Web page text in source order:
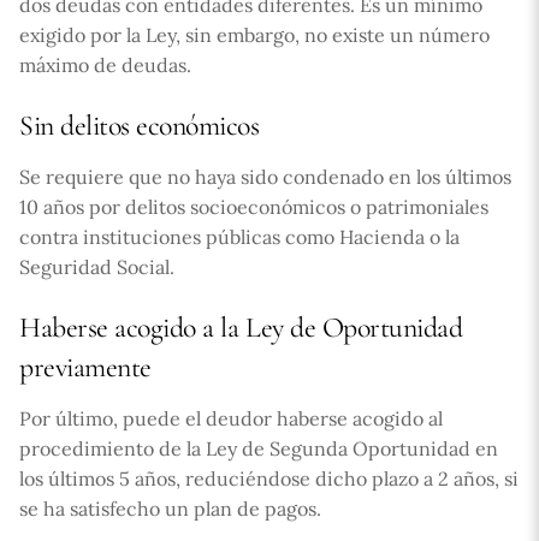
exigido por la Ley, sin embargo, no existe un número
máximo de deudas.
Sin delitos económicos
Se requiere que no haya sido condenado en los últimos
10 años por delitos socioeconómicos o patrimoniales
contra instituciones públicas como Hacienda o la
Seguridad Social.
Haberse acogido a la Ley de Oportunidad
previamente
Por último, puede el deudor haberse acogido al
procedimiento de la Ley de Segunda Oportunidad en
los últimos 5 años, reduciéndose dicho plazo a 2 años, si
se ha satisfecho un plan de pagos.